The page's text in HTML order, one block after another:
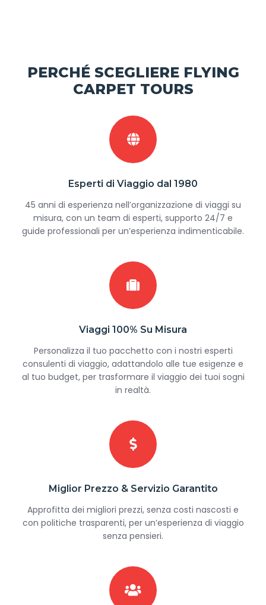
PERCHÉ SCEGLIERE FLYING
CARPET TOURS
Esperti di Viaggio dal 1980
45 anni di esperienza nell’organizzazione di viaggi su
misura, con un team di esperti, supporto 24/7 e
guide professionali per un’esperienza indimenticabile.
Viaggi 100% Su Misura
Personalizza il tuo pacchetto con i nostri esperti
consulenti di viaggio, adattandolo alle tue esigenze e
al tuo budget, per trasformare il viaggio dei tuoi sogni
in realtà.
Miglior Prezzo & Servizio Garantito
Approfitta dei migliori prezzi, senza costi nascosti e
con politiche trasparenti, per un’esperienza di viaggio
senza pensieri.